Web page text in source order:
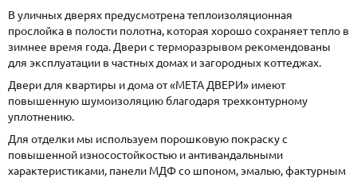
В уличных дверях предусмотрена теплоизоляционная
прослойка в полости полотна, которая хорошо сохраняет тепло в
зимнее время года. Двери с терморазрывом рекомендованы
для эксплуатации в частных домах и загородных коттеджах.
Двери для квартиры и дома от «МЕТА ДВЕРИ» имеют
повышенную шумоизоляцию благодаря трехконтурному
уплотнению.
Для отделки мы используем порошковую покраску с
повышенной износостойкостью и антивандальными
характеристиками, панели МДФ со шпоном, эмалью, фактурным